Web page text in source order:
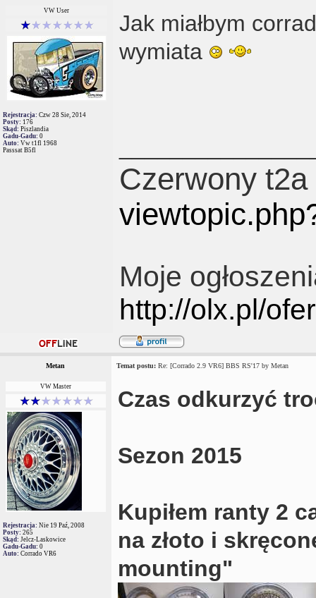
VW User
Rejestracja: Czw 28 Sie, 2014
Posty: 176
Skąd: Piszlandia
Gadu-Gadu: 0
Auto: Vw t1fl 1968
Passsat B5fl
Jak miałbym
wymiata
Czerwony t2a
Moje
http://olx.pl/
Metan Temat postu: Re: [Corrado 2.9 VR6] BBS RS'17 by Metan
VW Master
Rejestracja: Nie 19 Paź, 2008
Posty: 265
Skąd: Jelcz-Laskowice
Gadu-Gadu: 0
Auto: Corrado VR6
Czas odkurzyć
Sezon 2015
Kupiłem ranty 2
na złoto i
mounting"